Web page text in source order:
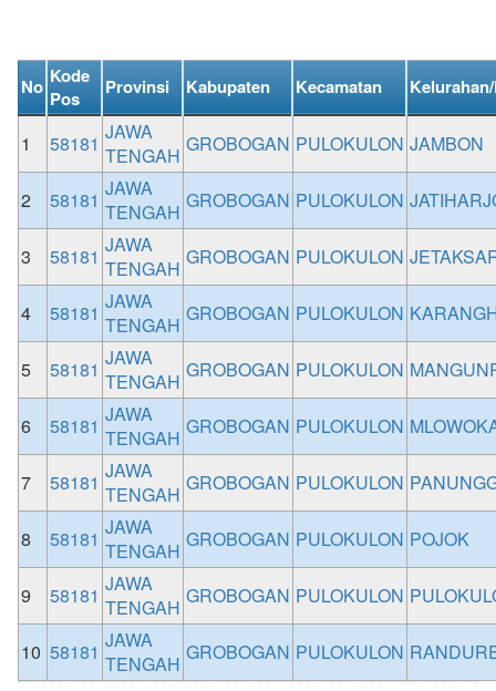
No Kode
Pos
Provinsi Kabupaten Kecamatan
1 58181 JAWA
TENGAH GROBOGAN PULOKULON JAMBON
2 58181 JAWA
TENGAH GROBOGAN PULOKULON
3 58181 JAWA
TENGAH GROBOGAN PULOKULON
4 58181 JAWA
TENGAH GROBOGAN PULOKULON
5 58181 JAWA
TENGAH GROBOGAN PULOKULON
6 58181 JAWA
TENGAH GROBOGAN PULOKULON
7 58181 JAWA
TENGAH GROBOGAN PULOKULON
8 58181 JAWA
TENGAH GROBOGAN PULOKULON POJOK
9 58181 JAWA
TENGAH GROBOGAN PULOKULON
10 58181 JAWA
TENGAH GROBOGAN PULOKULON